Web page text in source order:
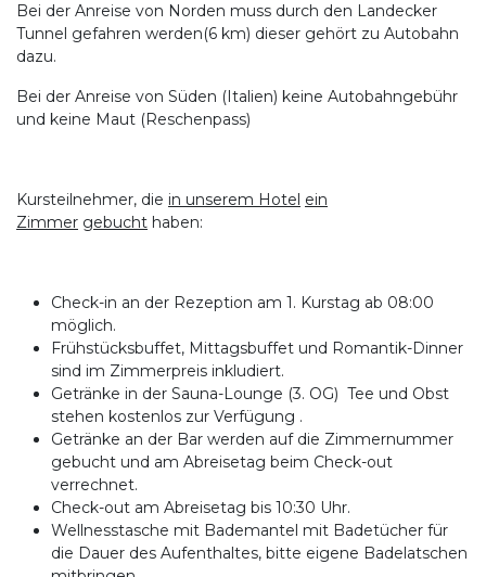
Bei der Anreise von Norden muss durch den Landecker
Tunnel gefahren werden(6 km) dieser gehört zu Autobahn
dazu.
Bei der Anreise von Süden (Italien) keine Autobahngebühr
und keine Maut (Reschenpass)
Kursteilnehmer, die in unserem Hotel ein
Zimmer gebucht haben:
Check-in an der Rezeption am 1. Kurstag ab 08:00
möglich.
Frühstücksbuffet, Mittagsbuffet und Romantik-Dinner
sind im Zimmerpreis inkludiert.
Getränke in der Sauna-Lounge (3. OG) Tee und Obst
stehen kostenlos zur Verfügung .
Getränke an der Bar werden auf die Zimmernummer
gebucht und am Abreisetag beim Check-out
verrechnet.
Check-out am Abreisetag bis 10:30 Uhr.
Wellnesstasche mit Bademantel mit Badetücher für
die Dauer des Aufenthaltes, bitte eigene Badelatschen